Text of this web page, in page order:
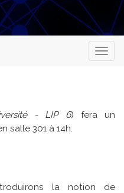
- LIP 6) fera un
salle 301 à 14h.
la notion de